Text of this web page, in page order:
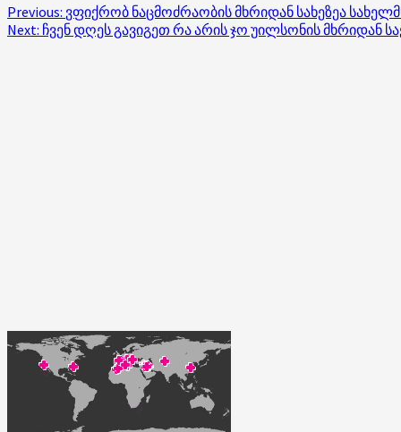
Post
navigation
Previous: ვფიქრობ ნაცმოძრაობის მხრიდან სახეზეა
Next: ჩვენ დღეს გავიგეთ რა არის ჯო უილსონის მხრიდან